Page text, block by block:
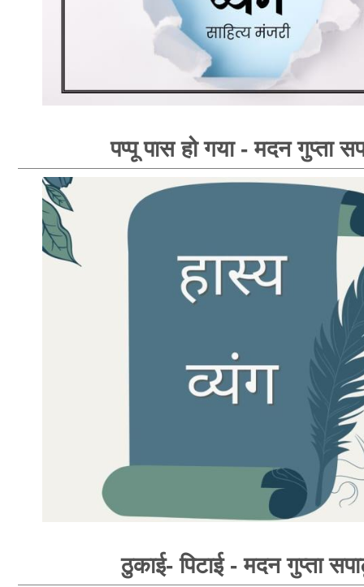
पप्पू पास हो गया - मदन गुप्ता
ठुकाई- पिटाई - मदन गुप्ता